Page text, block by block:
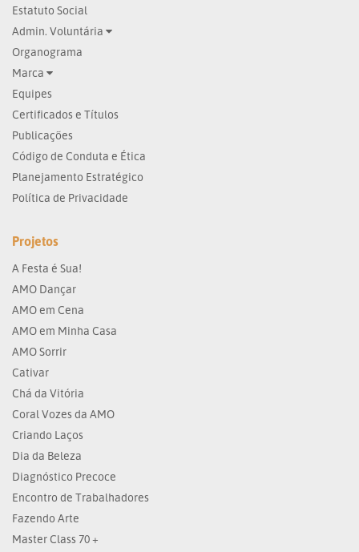
Estatuto Social
Admin. Voluntária
Organograma
Marca
Equipes
Certificados e Títulos
Publicações
Código de Conduta e Ética
Planejamento Estratégico
Política de Privacidade
Projetos
A Festa é Sua!
AMO Dançar
AMO em Cena
AMO em Minha Casa
AMO Sorrir
Cativar
Chá da Vitória
Coral Vozes da AMO
Criando Laços
Dia da Beleza
Diagnóstico Precoce
Encontro de Trabalhadores
Fazendo Arte
Master Class 70 +